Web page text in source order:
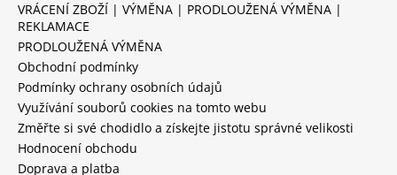
VRÁCENÍ ZBOŽÍ | VÝMĚNA | PRODLOUŽENÁ VÝMĚNA |
REKLAMACE
PRODLOUŽENÁ VÝMĚNA
Obchodní podmínky
Podmínky ochrany osobních údajů
Využívání souborů cookies na tomto webu
Změřte si své chodidlo a získejte jistotu správné velikosti
Hodnocení obchodu
Doprava a platba